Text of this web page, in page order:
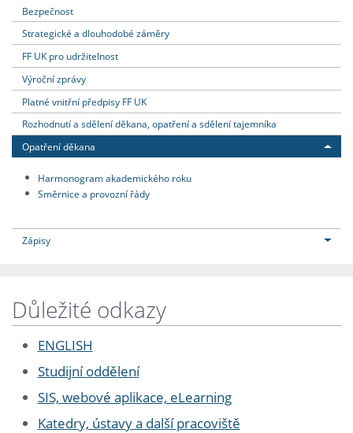
Bezpečnost
Strategické a dlouhodobé záměry
FF UK pro udržitelnost
Výroční zprávy
Platné vnitřní předpisy FF UK
Rozhodnutí a sdělení děkana, opatření a sdělení tajemníka
Opatření děkana
Harmonogram akademického roku
Směrnice a provozní řády
Zápisy
Důležité odkazy
ENGLISH
Studijní oddělení
SIS, webové aplikace, eLearning
Katedry, ústavy a další pracoviště